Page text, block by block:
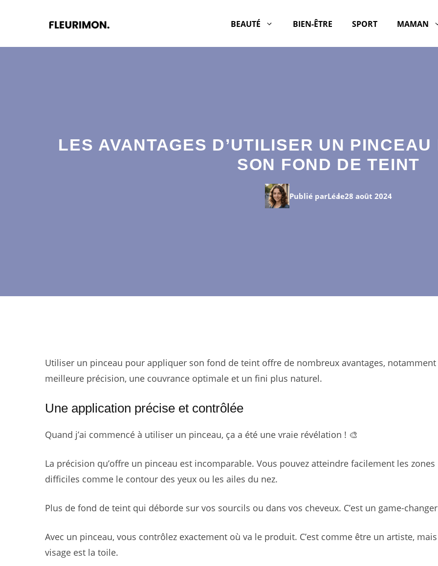
BEAUTÉ BIEN-ÊTRE SPORT MAMAN
LES AVANTAGES D’UTILISER UN
SON FOND DE TEINT
Publié parLéale28 août 2024
Utiliser un pinceau pour appliquer son fond de teint offre de nombreux avantages,
meilleure précision, une couvrance optimale et un fini plus naturel.
Une application précise et contrôlée
Quand j’ai commencé à utiliser un pinceau, ça a été une vraie révélation ! 🎨
La précision qu’offre un pinceau est incomparable. Vous pouvez atteindre facilement les zones
difficiles comme le contour des yeux ou les ailes du nez.
Plus de fond de teint qui déborde sur vos sourcils ou dans vos cheveux. C’est un game-
Avec un pinceau, vous contrôlez exactement où va le produit. C’est comme être un artiste,
visage est la toile.